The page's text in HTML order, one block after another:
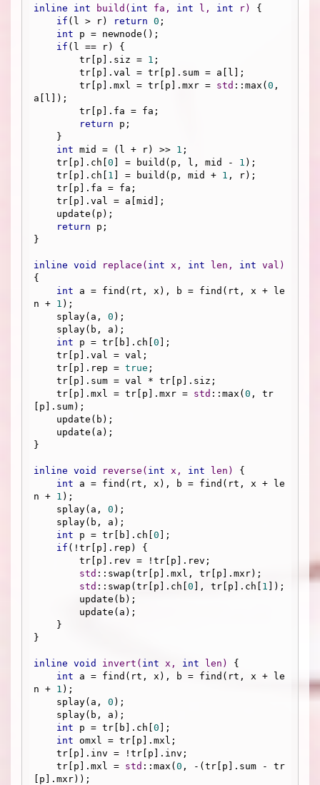
inline int build ( int fa, int l, int r)
{
if (l > r) return 0 ;
int p = newnode();
if (l == r) {
        tr[p].siz =
1 ;
        tr[p].mxl = tr[p].mxr =
std ::max( 0 ,
a[l]);
return p;
int mid = (l + r) >> 1 ;
    tr[p].ch[
0 ] = build(p, l, mid - 1 );
    tr[p].ch[
1 ] = build(p, mid + 1 , r);
return p;
}
inline void replace ( int x, int len, int val)
{
int a = find(rt, x), b = find(rt, x + le
n + 1 );
    splay(a,
0 );
int p = tr[b].ch[ 0 ];
    tr[p].rep =
true ;
    tr[p].mxl = tr[p].mxr =
std ::max( 0 , tr
[p].sum);
}
inline void reverse ( int x, int len)
{
int a = find(rt, x), b = find(rt, x + le
n + 1 );
    splay(a,
0 );
int p = tr[b].ch[ 0 ];
if (!tr[p].rep) {
std ::swap(tr[p].mxl, tr[p].mxr);
std ::swap(tr[p].ch[ 0 ], tr[p].ch[ 1
]);
}
inline void invert ( int x, int len)
{
int a = find(rt, x), b = find(rt, x + le
n + 1 );
    splay(a,
0 );
int p = tr[b].ch[ 0 ];
int omxl = tr[p].mxl;
    tr[p].mxl =
std ::max( 0 , -(tr[p].sum - tr
[p].mxr));